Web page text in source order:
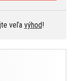
veľa výhod!